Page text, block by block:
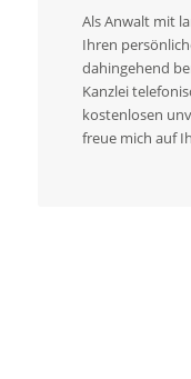
Als Anwalt mit
Ihren
dahingehend
Kanzlei
kostenlosen
freue mich auf